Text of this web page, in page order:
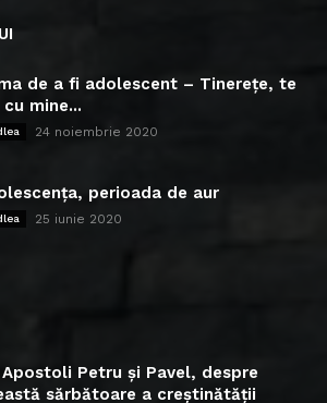
de a fi adolescent – Tinerețe, te
cu mine...
24 noiembrie 2020
perioada de aur
25 iunie 2020
Petru și Pavel, despre
sărbătoare a creștinătății